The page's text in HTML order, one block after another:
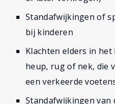
Standafwijkingen of
bij kinderen
Klachten elders in
heup, rug of nek, die
een verkeerde
Standafwijkingen van